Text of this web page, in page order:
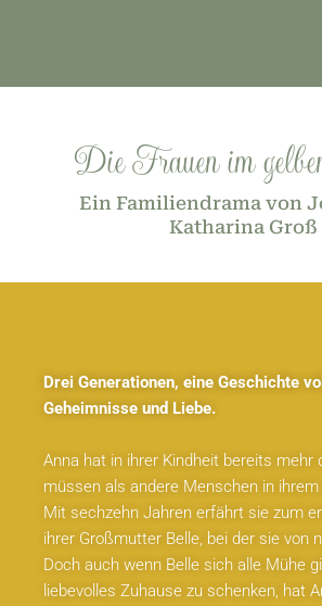
Die Frauen im
Ein Familiendrama von
Katharina Groß
Drei Generationen, eine Geschichte
Geheimnisse und Liebe.
Anna hat in ihrer Kindheit bereits mehr
müssen als andere Menschen in ihrem
Mit sechzehn Jahren erfährt sie zum
ihrer Großmutter Belle, bei der sie von
Doch auch wenn Belle sich alle Mühe
liebevolles Zuhause zu schenken, hat